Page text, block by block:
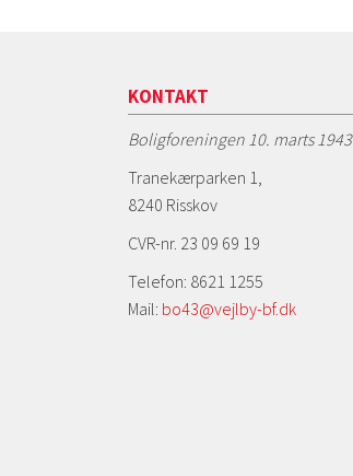
KONTAKT
Boligforeningen 10. marts 1943
Tranekærparken 1,
8240 Risskov
CVR-nr. 23 09 69 19
Telefon: 8621 1255
Mail: bo43@vejlby-bf.dk